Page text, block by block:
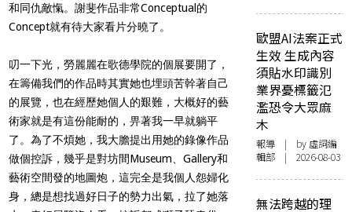
和同仇敵愾。謝斐作品非常Conceptual的
Concept就有待大家看片分曉了。
叨一下光，勞麗麗在歌德學院的個展要開了，
在籌備我們的作品時其實她也埋頭苦幹著自己
的展覽，也在經歷她個人的艱難，大概好的藝
術家就是有這份能耐的，畀著我一早就躺平
了。為了不煩她，我大膽提出用她的錄像作品
做個控訴，幾乎是對坊間Museum、Gallery和
藝術空間發的地圖炮，這完全是我個人怨婦化
身，總是想找過好日子的勢力出氣，拉了她落
歐盟AI法案正式
生效 生成內容
須貼水印識別
業界憂標籤氾
濫恐令大眾麻
木
報導 | by 虛詞編
輯部 | 2026-08-03
無法跨越的理